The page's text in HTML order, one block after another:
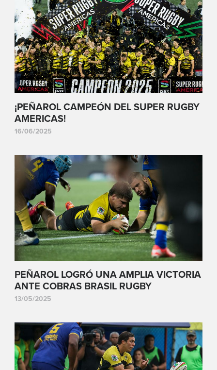
¡PEÑAROL CAMPEÓN DEL SUPER RUGBY
AMERICAS!
16/06/2025
PEÑAROL LOGRÓ UNA AMPLIA VICTORIA
ANTE COBRAS BRASIL RUGBY
13/05/2025